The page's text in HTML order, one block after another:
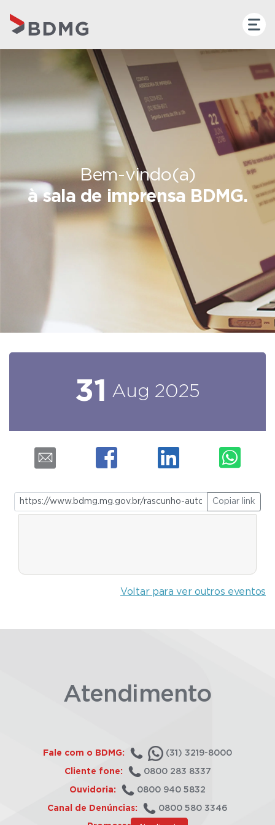
Bem-vindo(a)
à sala de imprensa BDMG.
31 Aug 2025
Copiar link
Voltar para ver outros eventos
Atendimento
Fale com o BDMG: (31) 3219-8000
Cliente fone: 0800 283 8337
Ouvidoria: 0800 940 5832
Canal de Denúncias: 0800 580 3346